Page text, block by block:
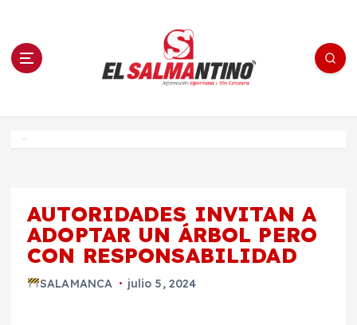
n El Salmantino - medios/noticias/editorial
AUTORIDADES INVITAN A
ADOPTAR UN ÁRBOL PERO
CON RESPONSABILIDAD
SALAMANCA julio 5, 2024